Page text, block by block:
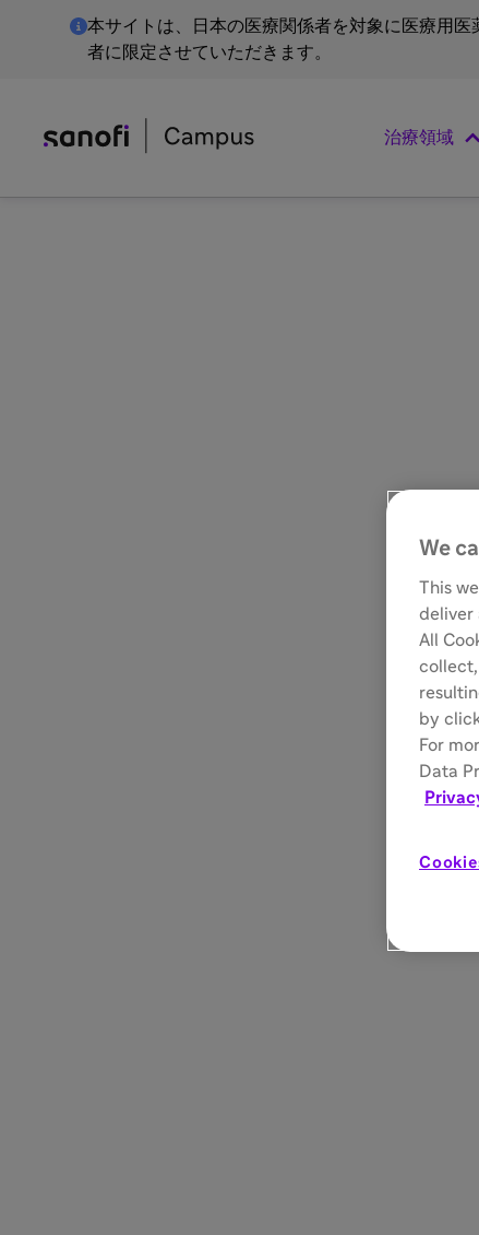
本サイトは、日本の医療関係者を対象に医療用
者に限定させていただきます。
治療領域
We
This
deliver
All
by
For
Data